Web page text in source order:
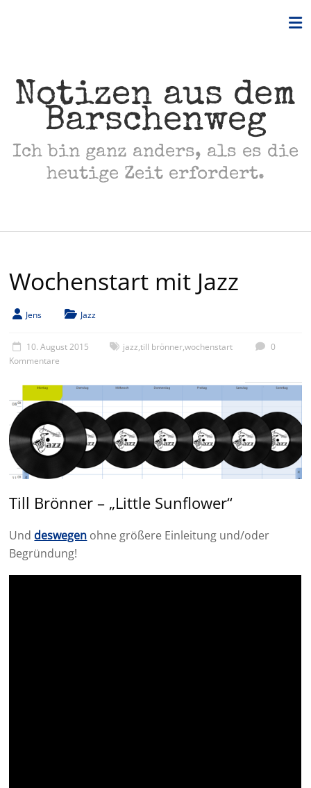
Notizen aus dem
Barschenweg
Ich bin ganz anders, als es die
heutige Zeit erfordert.
Wochenstart mit Jazz
Jens Jazz
10. August 2015 jazz,till brönner,wochenstart
0
Kommentare
Till Brönner – „Little Sunflower“
Und deswegen ohne größere Einleitung und/oder
Begründung!